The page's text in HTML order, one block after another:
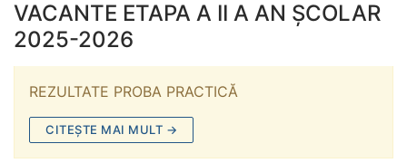
VACANTE ETAPA A II A AN ȘCOLAR
2025-2026
REZULTATE PROBA PRACTICĂ
CITEȘTE MAI MULT →